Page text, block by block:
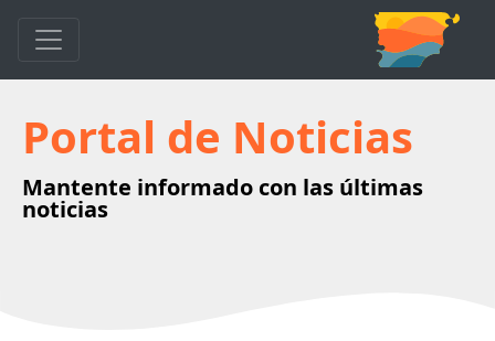
Portal de Noticias
Mantente informado con las últimas
noticias